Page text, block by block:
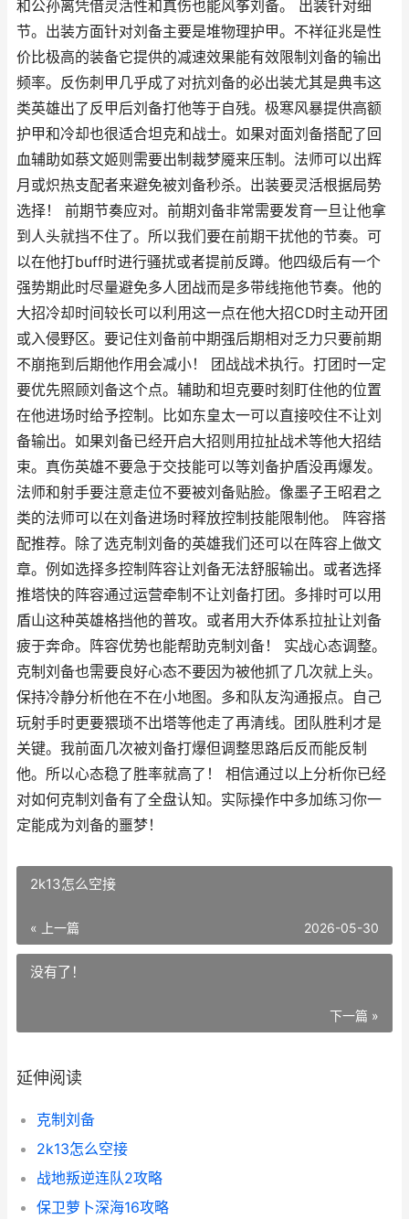
和公孙离凭借灵活性和真伤也能风筝刘备。 出装针对细
节。出装方面针对刘备主要是堆物理护甲。不祥征兆是性
价比极高的装备它提供的减速效果能有效限制刘备的输出
频率。反伤刺甲几乎成了对抗刘备的必出装尤其是典韦这
类英雄出了反甲后刘备打他等于自残。极寒风暴提供高额
护甲和冷却也很适合坦克和战士。如果对面刘备搭配了回
血辅助如蔡文姬则需要出制裁梦魇来压制。法师可以出辉
月或炽热支配者来避免被刘备秒杀。出装要灵活根据局势
选择！ 前期节奏应对。前期刘备非常需要发育一旦让他拿
到人头就挡不住了。所以我们要在前期干扰他的节奏。可
以在他打buff时进行骚扰或者提前反蹲。他四级后有一个
强势期此时尽量避免多人团战而是多带线拖他节奏。他的
大招冷却时间较长可以利用这一点在他大招CD时主动开团
或入侵野区。要记住刘备前中期强后期相对乏力只要前期
不崩拖到后期他作用会减小！ 团战战术执行。打团时一定
要优先照顾刘备这个点。辅助和坦克要时刻盯住他的位置
在他进场时给予控制。比如东皇太一可以直接咬住不让刘
备输出。如果刘备已经开启大招则用拉扯战术等他大招结
束。真伤英雄不要急于交技能可以等刘备护盾没再爆发。
法师和射手要注意走位不要被刘备贴脸。像墨子王昭君之
类的法师可以在刘备进场时释放控制技能限制他。 阵容搭
配推荐。除了选克制刘备的英雄我们还可以在阵容上做文
章。例如选择多控制阵容让刘备无法舒服输出。或者选择
推塔快的阵容通过运营牵制不让刘备打团。多排时可以用
盾山这种英雄格挡他的普攻。或者用大乔体系拉扯让刘备
疲于奔命。阵容优势也能帮助克制刘备！ 实战心态调整。
克制刘备也需要良好心态不要因为被他抓了几次就上头。
保持冷静分析他在不在小地图。多和队友沟通报点。自己
玩射手时更要猥琐不出塔等他走了再清线。团队胜利才是
关键。我前面几次被刘备打爆但调整思路后反而能反制
他。所以心态稳了胜率就高了！ 相信通过以上分析你已经
对如何克制刘备有了全盘认知。实际操作中多加练习你一
定能成为刘备的噩梦！
2k13怎么空接
« 上一篇 2026-05-30
没有了！
下一篇 »
延伸阅读
克制刘备
2k13怎么空接
战地叛逆连队2攻略
保卫萝卜深海16攻略